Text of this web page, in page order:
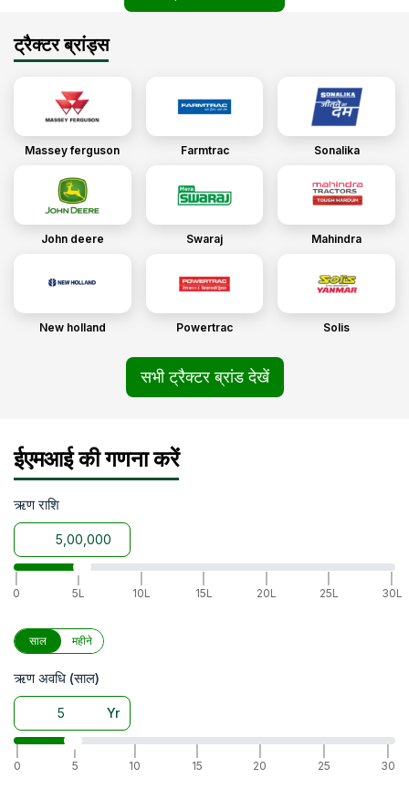
ट्रैक्टर ब्रांड्स
Massey ferguson Farmtrac Sonalika
John deere Swaraj Mahindra
New holland Powertrac Solis
सभी ट्रैक्टर ब्रांड देखें
ईएमआई की गणना करें
ऋण राशि
0
|
5L
10L
15L
20L
25L
30L
साल महीने
ऋण अवधि (साल)
Yr
0
|
5
10
15
20
25
30